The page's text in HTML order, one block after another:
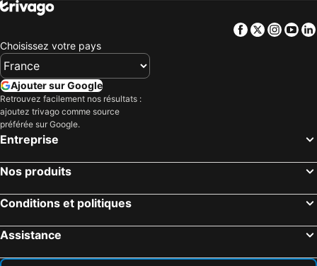
Facebook
Twitter
Choisissez votre pays
Ajouter sur Google
Retrouvez facilement nos résultats :
ajoutez trivago comme source
préférée sur Google.
Entreprise
Nos produits
Conditions et politiques
Assistance